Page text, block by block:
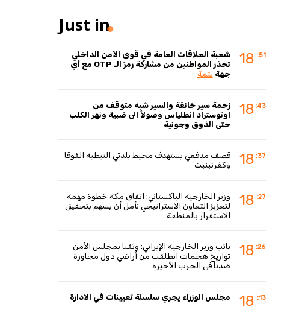
Just in
18 :51
شعبة العلاقات العامة في قوى الأمن الداخلي
تحذر المواطنين من مشاركة رمز الـ OTP مع أي
جهة تتمة
18 :43
زحمة سير خانقة والسير شبه متوقف من
اوتوستراد انطلياس وصولاً الى ضبية ونهر الكلب
حتى الذوق وجونية
18 :37
قصف مدفعي يستهدف محيط بلدتي النبطية الفوقا
وكفرتبنبت
18 :27
وزير الخارجية الباكستاني: اتفاق مكة خطوة مهمة
لتعزيز التعاون الاستراتيجي نأمل أن يسهم بتحقيق
الاستقرار بالمنطقة
18 :26
نائب وزير الخارجية الإيراني: وثقنا بمجلس الأمن
تواريخ هجمات انطلقت من أراضي دول مجاورة
ضدنا في الحرب الأخيرة
18 :13
مجلس الوزراء يجري سلسلة تعيينات في الادارة